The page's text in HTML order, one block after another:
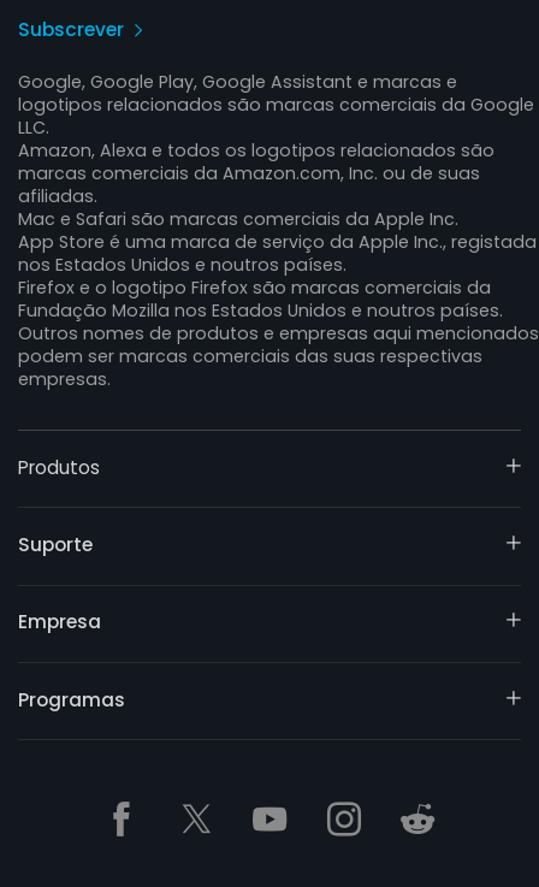
Subscrever
Google, Google Play, Google Assistant e marcas e
logotipos relacionados são marcas comerciais da Google
LLC.
Amazon, Alexa e todos os logotipos relacionados são
marcas comerciais da Amazon.com, Inc. ou de suas
afiliadas.
Mac e Safari são marcas comerciais da Apple Inc.
App Store é uma marca de serviço da Apple Inc., registada
nos Estados Unidos e noutros países.
Firefox e o logotipo Firefox são marcas comerciais da
Fundação Mozilla nos Estados Unidos e noutros países.
Outros nomes de produtos e empresas aqui mencionados
podem ser marcas comerciais das suas respectivas
empresas.
Produtos
Suporte
Empresa
Programas